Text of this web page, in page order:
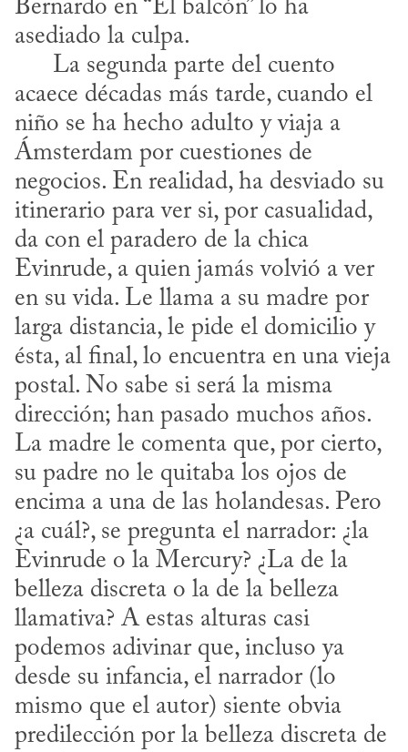
Bernardo en “El balcón” lo ha
asediado la culpa.
acaece décadas más tarde, cuando el
niño se ha hecho adulto y viaja a
Ámsterdam por cuestiones de
negocios. En realidad, ha desviado su
itinerario para ver si, por casualidad,
da con el paradero de la chica
Evinrude, a quien jamás volvió a ver
en su vida. Le llama a su madre por
larga distancia, le pide el domicilio y
ésta, al final, lo encuentra en una vieja
postal. No sabe si será la misma
dirección; han pasado muchos años.
La madre le comenta que, por cierto,
su padre no le quitaba los ojos de
encima a una de las holandesas. Pero
¿a cuál?, se pregunta el narrador: ¿la
Evinrude o la Mercury? ¿La de la
belleza discreta o la de la belleza
llamativa? A estas alturas casi
podemos adivinar que, incluso ya
desde su infancia, el narrador (lo
mismo que el autor) siente obvia
predilección por la belleza discreta de